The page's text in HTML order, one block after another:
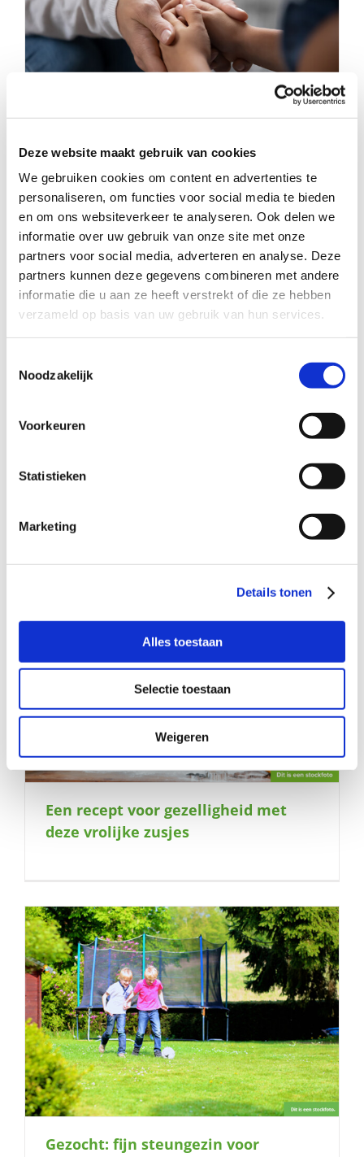
Deze website maakt gebruik van cookies
We gebruiken cookies om content en advertenties te
personaliseren, om functies voor social media te bieden
en om ons websiteverkeer te analyseren. Ook delen we
informatie over uw gebruik van onze site met onze
partners voor social media, adverteren en analyse. Deze
partners kunnen deze gegevens combineren met andere
informatie die u aan ze heeft verstrekt of die ze hebben
verzameld op basis van uw gebruik van hun services.
Noodzakelijk
Voorkeuren
Statistieken
Marketing
Details tonen
Alles toestaan
Selectie toestaan
Weigeren
Ze danst de sterren van de hemel
Twee kinderen zoeken een plek om
Een recept voor gezelligheid met
deze vrolijke zusjes
Gezocht: fijn steungezin voor